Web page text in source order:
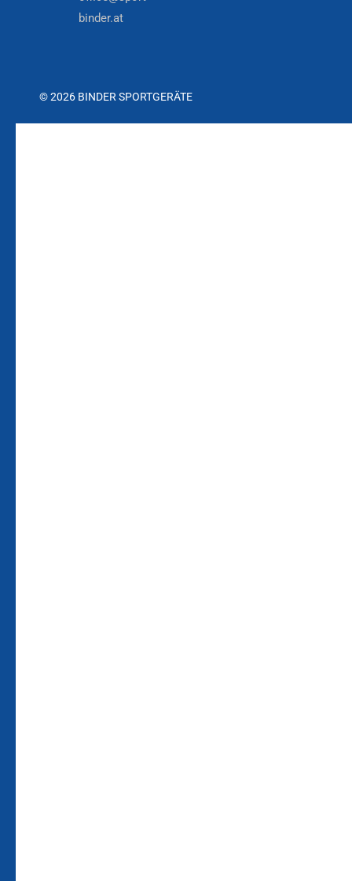
binder.at
© 2026 BINDER SPORTGERÄTE